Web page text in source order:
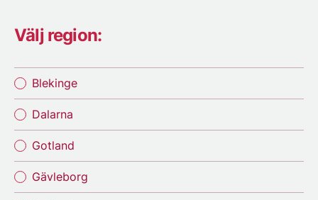
Välj region:
Blekinge
Dalarna
Gotland
Gävleborg